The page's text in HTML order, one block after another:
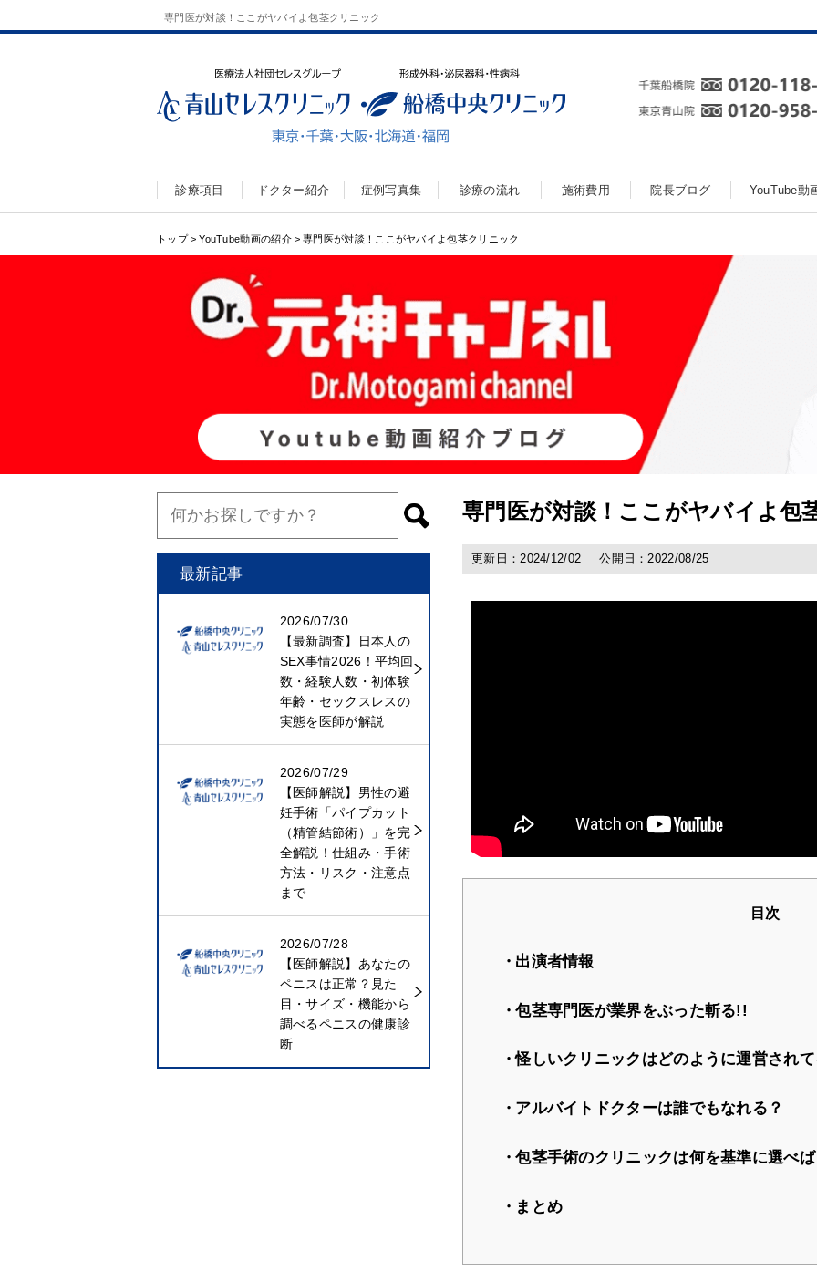
専門医が対談！ここがヤバイよ包茎クリニック
診療項目 ドクター紹介 症例写真集 診療の流れ 施術費用 院長ブログ YouTube動
トップ > YouTube動画の紹介 > 専門医が対談！ここがヤバイよ包茎クリニック
専門医が対談！ここがヤバイよ包
更新日：2024/12/02 公開日：2022/08/25
目次
出演者情報
包茎専門医が業界をぶった斬る!!
怪しいクリニックはどのように運営され
アルバイトドクターは誰でもなれる？
包茎手術のクリニックは何を基準に選べ
まとめ
最新記事
2026/07/30
【最新調査】日本人の
SEX事情2026！平均回
数・経験人数・初体験
年齢・セックスレスの
実態を医師が解説
2026/07/29
【医師解説】男性の避
妊手術「パイプカット
（精管結節術）」を完
全解説！仕組み・手術
方法・リスク・注意点
まで
2026/07/28
【医師解説】あなたの
ペニスは正常？見た
目・サイズ・機能から
調べるペニスの健康診
断